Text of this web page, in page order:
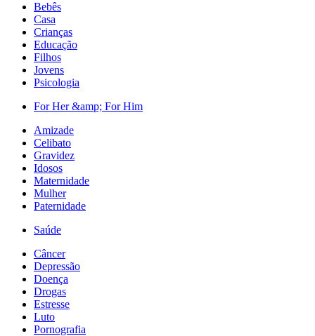
Bebês
Casa
Crianças
Educação
Filhos
Jovens
Psicologia
For Her &amp; For Him
Amizade
Celibato
Gravidez
Idosos
Maternidade
Mulher
Paternidade
Saúde
Câncer
Depressão
Doença
Drogas
Estresse
Luto
Pornografia